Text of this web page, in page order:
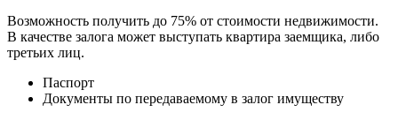
Возможность получить до 75% от стоимости недвижимости.
В качестве залога может выступать квартира заемщика, либо
третьих лиц.
Паспорт
Документы по передаваемому в залог имуществу